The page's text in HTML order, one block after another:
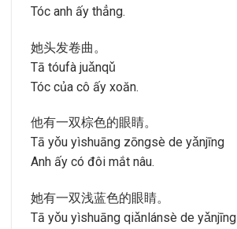
Tóc anh ấy thẳng.
她头发卷曲。
Tā tóufà juǎnqǔ
Tóc của cô ấy xoăn.
他有一双棕色的眼睛。
Tā yǒu yìshuāng zōngsè de yǎnjīng
Anh ấy có đôi mắt nâu.
她有一双浅蓝色的眼睛。
Tā yǒu yìshuāng qiǎnlánsè de yǎnjīng